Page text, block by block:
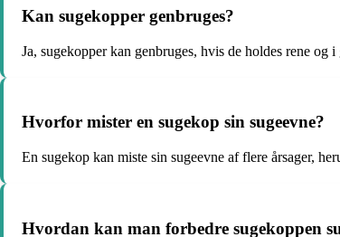
Kan sugekopper genbruges?
Ja, sugekopper kan genbruges, hvis de holdes rene
Hvorfor mister en sugekop sin sugeevne?
En sugekop kan miste sin sugeevne af flere årsager,
Hvordan kan man forbedre sugekoppen